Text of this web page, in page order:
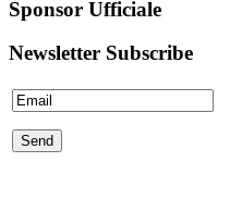
Sponsor Ufficiale
Newsletter Subscribe